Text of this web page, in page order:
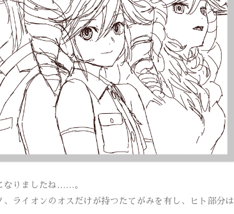
なりましたね……。
ライオンのオスだけが持つたてがみを有し、ヒト部分は